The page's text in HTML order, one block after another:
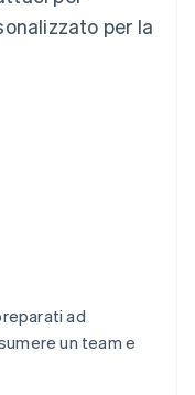
per la
ad
un team e